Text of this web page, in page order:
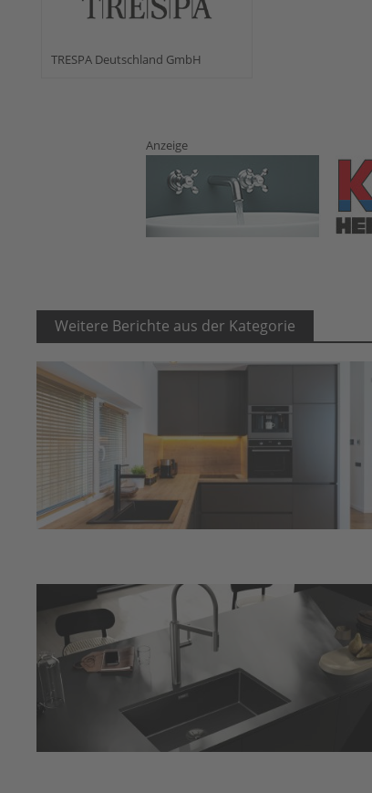
TRESPA Deutschland GmbH
Anzeige
Weitere Berichte aus der Kategorie